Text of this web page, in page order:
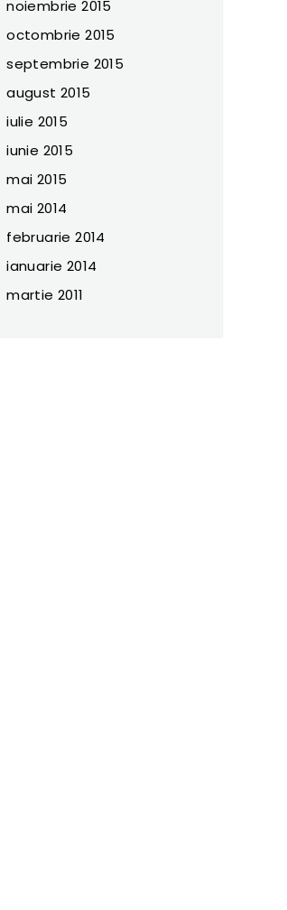
noiembrie 2015
octombrie 2015
septembrie 2015
august 2015
iulie 2015
iunie 2015
mai 2015
mai 2014
februarie 2014
ianuarie 2014
martie 2011